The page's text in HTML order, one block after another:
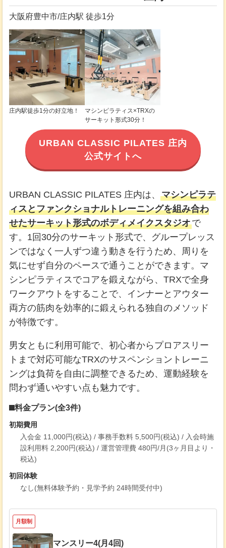
大阪府豊中市/庄内駅 徒歩1分
庄内駅徒歩1分の好立地！
マシンピラティス×TRXの
サーキット形式30分！
URBAN CLASSIC PILATES 庄内
公式サイトへ
URBAN CLASSIC PILATES 庄内は、 マシンピラテ
ィスとファンクショナルトレーニングを組み合わ
せたサーキット形式のボディメイクスタジオで
す。1回30分のサーキット形式で、グループレッス
ンではなく一人ずつ違う動きを行うため、周りを
気にせず自分のペースで通うことができます。マ
シンピラティスでコアを鍛えながら、TRXで全身
ワークアウトをすることで、インナーとアウター
両方の筋肉を効率的に鍛えられる独自のメソッド
が特徴です。
男女ともに利用可能で、初心者からプロアスリー
トまで対応可能なTRXのサスペンショントレーニ
ングは負荷を自由に調整できるため、運動経験を
問わず通いやすい点も魅力です。
料金プラン(全3件)
初期費用
入会金 11,000円(税込) / 事務手数料 5,500円(税込) / 入会時施
設利用料 2,200円(税込) / 運営管理費 480円/月(3ヶ月目より・
税込)
初回体験
なし(無料体験予約・見学予約 24時間受付中)
月額制
マンスリー4(月4回)